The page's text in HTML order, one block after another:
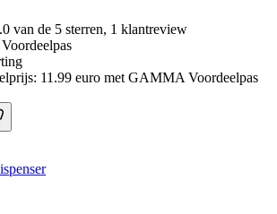
van de 5 sterren, 1 klantreview
11.99 euro met GAMMA Voordeelpas